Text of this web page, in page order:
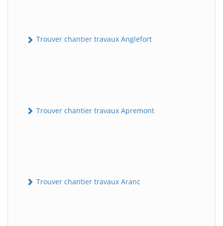
Trouver chantier travaux Anglefort
Trouver chantier travaux Apremont
Trouver chantier travaux Aranc